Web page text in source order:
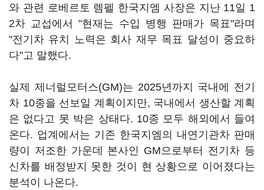
와 관련 로베르토 렘펠 한국지엠 사장은 지난 11일 1
2차 교섭에서 "현재는 수입 병행 판매가 목표"라며
"전기차 유치 노력은 회사 재무 목표 달성이 중요하
다"고 말했다.
실제 제너럴모터스(GM)는 2025년까지 국내에 전기
차 10종을 선보일 계획이지만, 국내에서 생산할 계획
은 없다고 못 박은 상태다. 10종 모두 해외에서 들여
온다. 업계에서는 기존 한국지엠의 내연기관차 판매
량이 저조한 가운데 본사인 GM으로부터 전기차 등
신차를 배정받지 못한 것이 현 상황으로 이어졌다는
분석이 나온다.